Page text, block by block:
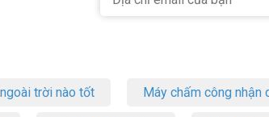
trời nào tốt Máy chấm công nhận